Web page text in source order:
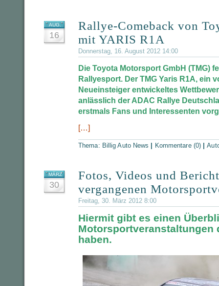
AUG.
16
Rallye-Comeback von
mit YARIS R1A
Donnerstag, 16. August 2012 14:00
Die Toyota Motorsport GmbH (TMG)
Rallyesport. Der TMG Yaris R1A, ein
Neueinsteiger entwickeltes
anlässlich der ADAC Rallye
erstmals Fans und Interessenten
[…]
Thema: Billig Auto News Kommentare (0) |
MÄRZ
30
Fotos, Videos und
vergangenen
Freitag, 30. März 2012 8:00
Hiermit gibt es einen
Motorsportveranstaltungen
haben.